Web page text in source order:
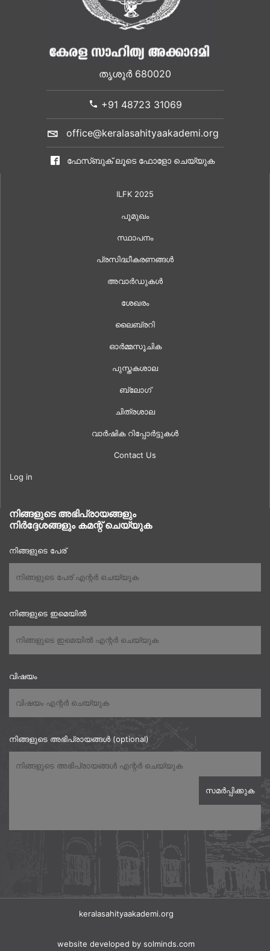
തൃശൂർ 680020
+91 48723 31069
office@keralasahityaakademi.org
ഫേസ്ബുക് ലൂടെ ഫോളോ ചെയ്യുക
ILFK 2025
പൂമുഖം
സ്ഥാപനം
പ്രസിദ്ധീകരണങ്ങൾ
അവാർഡുകൾ
ശേഖരം
ലൈബ്രറി
ഓർമ്മസൂചിക
പുസ്തകശാല
ബ്ലോഗ്
ചിത്രശാല
വാർഷിക റിപ്പോർട്ടുകൾ
Contact Us
Log in
നിങ്ങളുടെ അഭിപ്രായങ്ങളും
നിർദ്ദേശങ്ങളും കമന്റ് ചെയ്യുക
നിങ്ങളുടെ പേര്
നിങ്ങളുടെ ഇമെയിൽ
വിഷയം
നിങ്ങളുടെ അഭിപ്രായങ്ങൾ (optional)
keralasahityaakademi.org
website developed by solminds.com